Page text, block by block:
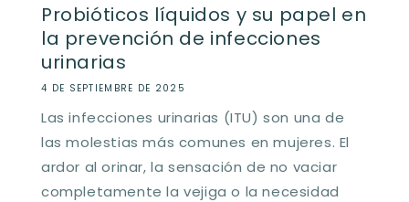
Probióticos líquidos y su papel en
la prevención de infecciones
urinarias
4 DE SEPTIEMBRE DE 2025
Las infecciones urinarias (ITU) son una de
las molestias más comunes en mujeres. El
ardor al orinar, la sensación de no vaciar
completamente la vejiga o la necesidad